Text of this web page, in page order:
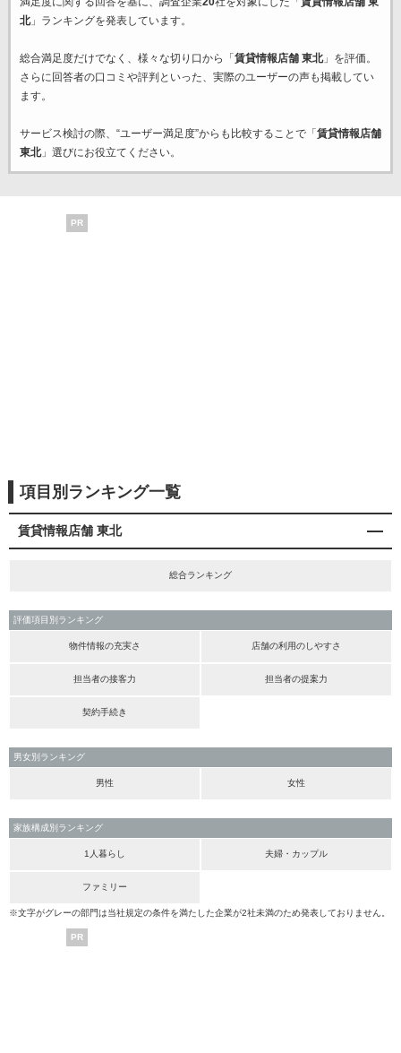
北」ランキングを発表しています。
総合満足度だけでなく、様々な切り口から「 賃貸情報店舗 東北」を評価。
さらに回答者の口コミや評判といった、実際のユーザーの声も掲載してい
ます。
サービス検討の際、“ユーザー満足度”からも比較することで「 賃貸情報店舗
東北」選びにお役立てください。
PR
項目別ランキング一覧
賃貸情報店舗 東北
総合ランキング
評価項目別ランキング
物件情報の充実さ 店舗の利用のしやすさ
担当者の接客力 担当者の提案力
契約手続き
男女別ランキング
男性 女性
家族構成別ランキング
1人暮らし 夫婦・カップル
ファミリー
※文字がグレーの部門は当社規定の条件を満たした企業が2社未満のため発表しておりません。
PR